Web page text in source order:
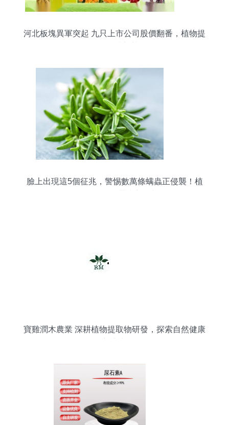
河北板塊異軍突起 九只上市公司股價翻番，植物提
臉上出現這5個征兆，警惕數萬條螨蟲正侵襲！植
寶雞潤木農業 深耕植物提取物研發，探索自然健康